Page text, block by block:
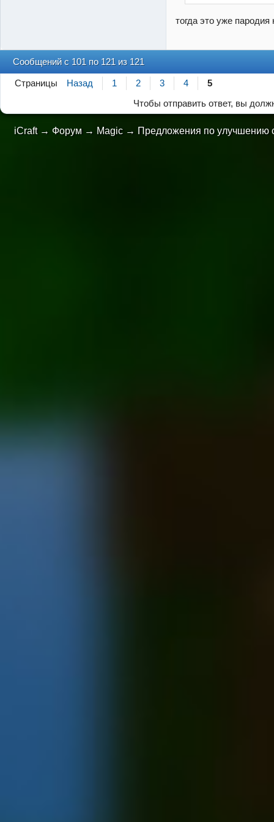
тогда это уже
Сообщений с 101 по 121 из 121
Страницы Назад 1 2 3 4
5
Чтобы отправить ответ, вы
iCraft → Форум → Magic → Предложения по улучшению